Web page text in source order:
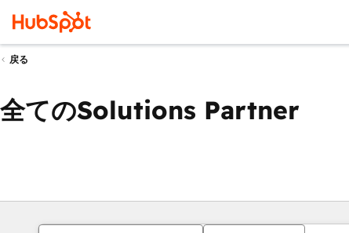
戻る
全てのSolutions Partner